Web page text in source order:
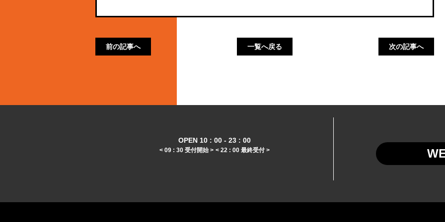
前の記事へ 一覧へ戻る 次の記事へ
OPEN 10 : 00 - 23 : 00
< 09 : 30 受付開始 > < 22 : 00 最終受付 >